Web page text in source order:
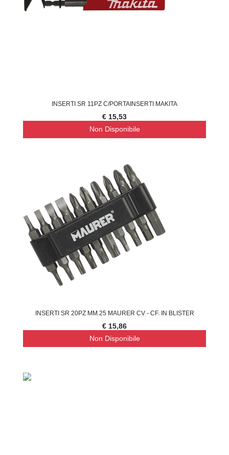
INSERTI SR 11PZ C/PORTAINSERTI MAKITA
€ 15,53
Non Disponibile
INSERTI SR 20PZ MM 25 MAURER CV - CF. IN BLISTER
€ 15,86
Non Disponibile